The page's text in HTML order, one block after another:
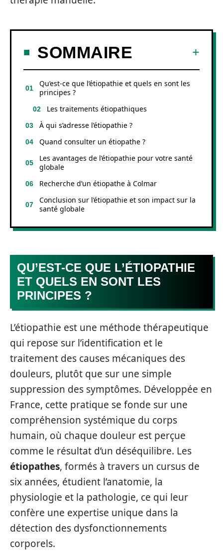
SOMMAIRE
Qu’est-ce que l’étiopathie et quels en sont les
principes ?
Les traitements étiopathiques
À qui s’adresse l’étiopathie ?
Quand consulter un étiopathe ?
Les avantages de l’étiopathie pour votre santé
globale
Recherche d’un étiopathe à Colmar
Conclusion sur l’étiopathie et son impact sur la
santé globale
QU’EST-CE QUE L’ÉTIOPATHIE
ET QUELS EN SONT LES
PRINCIPES ?
L’étiopathie est une méthode thérapeutique
qui repose sur l’identification et le
traitement des causes mécaniques des
douleurs, plutôt que sur une simple
suppression des symptômes. Développée en
France, cette pratique se fonde sur une
compréhension systémique du corps
humain, où chaque douleur est perçue
comme le résultat d’un déséquilibre. Les
étiopathes, formés à travers un cursus de
six années, étudient l’anatomie, la
physiologie et la pathologie, ce qui leur
confère une expertise unique dans la
détection des dysfonctionnements
corporels.